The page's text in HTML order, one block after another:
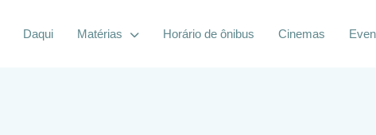
Daqui Matérias Horário de ônibus Cinemas